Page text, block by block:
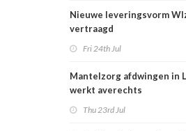
Nieuwe leveringsvorm
vertraagd
Fri 24th Jul
Mantelzorg afdwingen in
werkt averechts
Thu 23rd Jul